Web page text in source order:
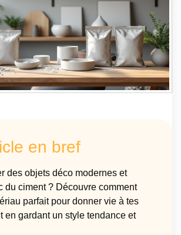
en bref
des objets déco modernes et
du ciment ? Découvre comment
parfait pour donner vie à tes
en gardant un style tendance et